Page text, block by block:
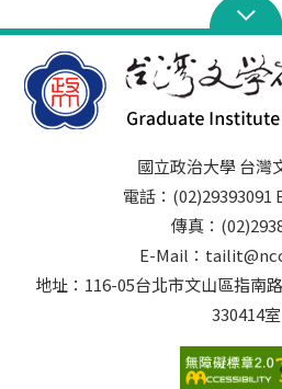
國立政治大學 台灣
電話：(02)29393091
傳真：
E-Mail：
地址：116-05台北市文山區指南
330414室